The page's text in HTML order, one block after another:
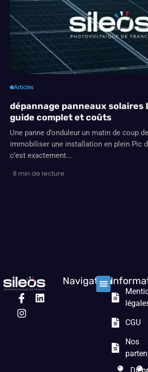
Articles
dépannage panneaux solaires
guide complet et coûts
Une panne d’onduleur un matin de coup
immobiliser une installation en plein Pic
c’est exactement...
· 8 min de lecture
Navigation
CGU
Nos